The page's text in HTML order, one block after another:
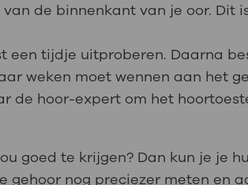
de binnenkant van je oor. Dit
tijdje uitproberen. Daarna
weken moet wennen aan het
de hoor-expert om het
goed te krijgen? Dan kun je je
gehoor nog preciezer meten en